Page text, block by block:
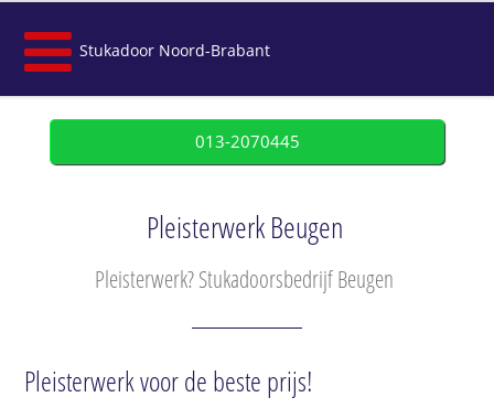
Stukadoor Noord-Brabant
013-2070445
Pleisterwerk Beugen
Pleisterwerk? Stukadoorsbedrijf Beugen
Pleisterwerk voor de beste prijs!